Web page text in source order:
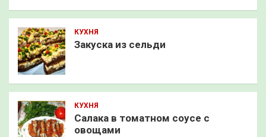
КУХНЯ
Закуска из сельди
КУХНЯ
Салака в томатном соусе с
овощами